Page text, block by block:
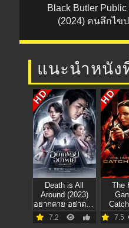
Black Butler
(2024) คนลึกไข
แนะนำหนัง
HD
Death is All
Around (2023)
อยากตาย อย่าตาย
มรณา คาเฟ่
7.2
HD
The
(2013)
ภาค2 แ
7.5